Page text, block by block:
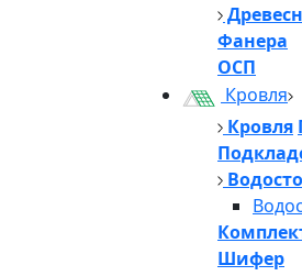
Фанера
ОСП
Кровля
Кровля
Шифер